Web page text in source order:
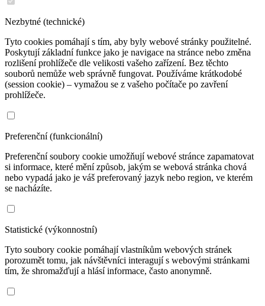
Nezbytné (technické)
Tyto cookies pomáhají s tím, aby byly webové stránky použitelné.
Poskytují základní funkce jako je navigace na stránce nebo změna
rozlišení prohlížeče dle velikosti vašeho zařízení. Bez těchto
souborů nemůže web správně fungovat. Používáme krátkodobé
(session cookie) – vymažou se z vašeho počítače po zavření
prohlížeče.
Preferenční (funkcionální)
Preferenční soubory cookie umožňují webové stránce zapamatovat
si informace, které mění způsob, jakým se webová stránka chová
nebo vypadá jako je váš preferovaný jazyk nebo region, ve kterém
se nacházíte.
Statistické (výkonnostní)
Tyto soubory cookie pomáhají vlastníkům webových stránek
porozumět tomu, jak návštěvníci interagují s webovými stránkami
tím, že shromažďují a hlásí informace, často anonymně.